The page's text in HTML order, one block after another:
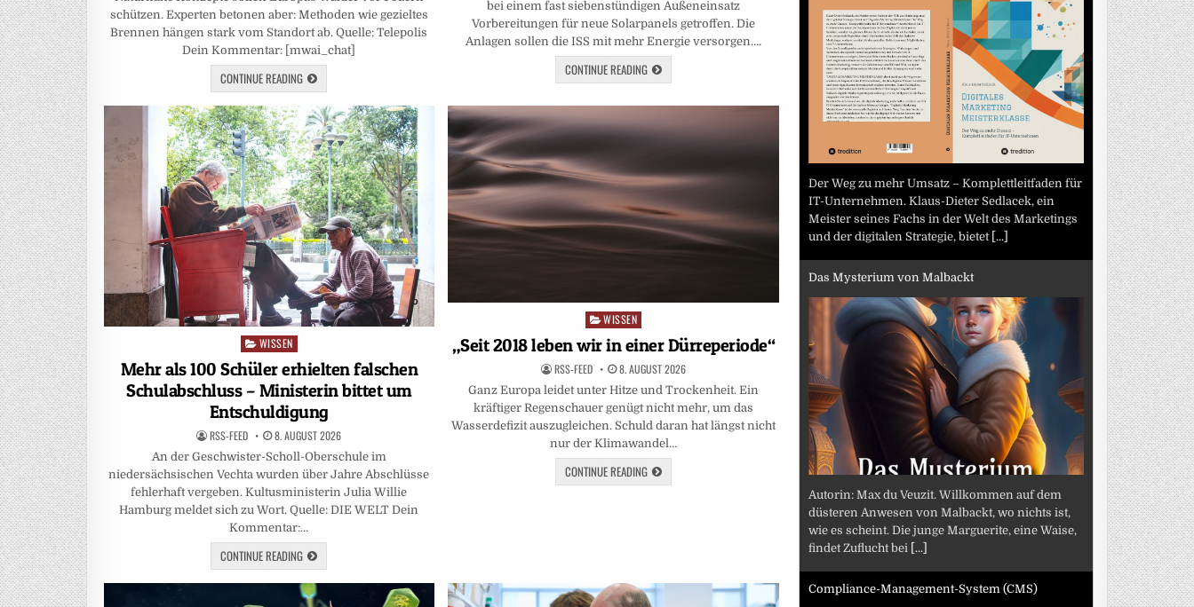
schützen. Experten betonen aber: Methoden wie gezieltes
Brennen hängen stark vom Standort ab. Quelle: Telepolis
Dein Kommentar: [mwai_chat]
CONTINUE READING
bei einem fast siebenstündigen Außeneinsatz
Vorbereitungen für neue Solarpanels getroffen. Die
Anlagen sollen die ISS mit mehr Energie versorgen….
CONTINUE READING
Posted
in
WISSEN
Mehr als 100 Schüler erhielten falschen
Schulabschluss – Ministerin bittet um
Entschuldigung
RSS-FEED 8. AUGUST 2026
An der Geschwister-Scholl-Oberschule im
niedersächsischen Vechta wurden über Jahre Abschlüsse
fehlerhaft vergeben. Kultusministerin Julia Willie
Hamburg meldet sich zu Wort. Quelle: DIE WELT Dein
Kommentar:…
CONTINUE READING
Posted
in
WISSEN
„Seit 2018 leben wir in einer Dürreperiode“
RSS-FEED 8. AUGUST 2026
Ganz Europa leidet unter Hitze und Trockenheit. Ein
kräftiger Regenschauer genügt nicht mehr, um das
Wasserdefizit auszugleichen. Schuld daran hat längst nicht
nur der Klimawandel…
CONTINUE READING
Der Weg zu mehr Umsatz – Komplettleitfaden für
IT-Unternehmen. Klaus-Dieter Sedlacek, ein
Meister seines Fachs in der Welt des Marketings
und der digitalen Strategie, bietet [...]
Das Mysterium von Malbackt
Autorin: Max du Veuzit. Willkommen auf dem
düsteren Anwesen von Malbackt, wo nichts ist,
wie es scheint. Die junge Marguerite, eine Waise,
findet Zuflucht bei [...]
Compliance-Management-System (CMS)